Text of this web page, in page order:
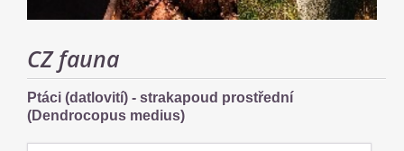
CZ fauna
Ptáci (datlovití) - strakapoud prostřední
(Dendrocopus medius)